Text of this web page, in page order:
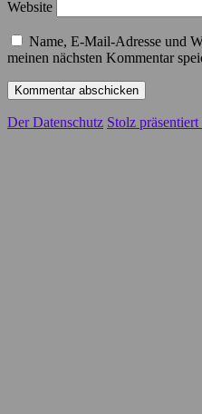
Website
Name, E-Mail-Adresse und
meinen nächsten Kommentar
Der Datenschutz Stolz